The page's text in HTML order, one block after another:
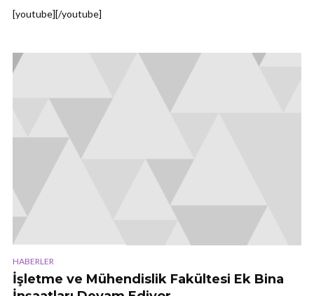
[youtube][/youtube]
HABERLER
İşletme ve Mühendislik Fakültesi Ek Bina